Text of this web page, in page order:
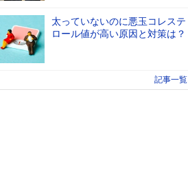
太っていないのに悪玉コレステ
ロール値が高い原因と対策は？
記事一覧